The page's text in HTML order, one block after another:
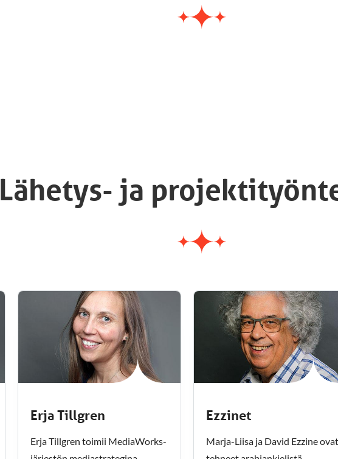
Lähetys- ja
Erja Tillgren
Erja Tillgren toimii MediaWorks-
Ezzinet
Marja-Liisa ja David Ezzine